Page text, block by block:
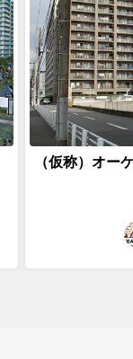
（仮称）オ